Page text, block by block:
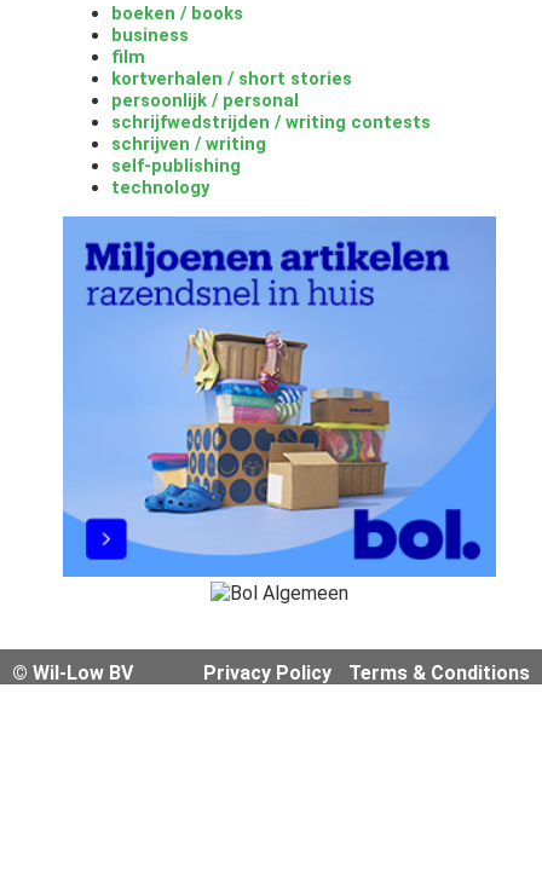
boeken / books
business
film
kortverhalen / short stories
persoonlijk / personal
schrijfwedstrijden / writing contests
schrijven / writing
self-publishing
technology
© Wil-Low BV Privacy Policy Terms & Conditions